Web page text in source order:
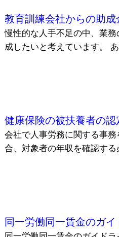
教育訓練会社からの助
慢性的な人手不足の中、業
成したいと考えています。
健康保険の被扶養者の認
会社で人事労務に関する事
合、対象者の年収を確認す
同一労働同一賃金のガ